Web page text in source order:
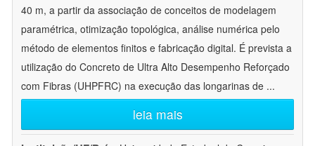
40 m, a partir da associação de conceitos de modelagem
paramétrica, otimização topológica, análise numérica pelo
método de elementos finitos e fabricação digital. É prevista a
utilização do Concreto de Ultra Alto Desempenho Reforçado
com Fibras (UHPFRC) na execução das longarinas de ...
leia mais